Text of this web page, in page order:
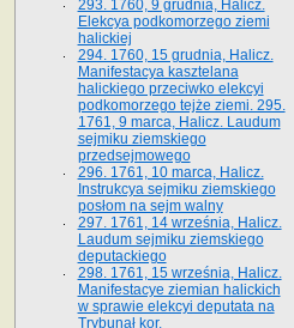
293. 1760, 9 grudnia, Halicz.
Elekcya podkomorzego ziemi
halickiej
294. 1760, 15 grudnia, Halicz.
Manifestacya kasztelana
halickiego przeciwko elekcyi
podkomorzego tejże ziemi. 295.
1761, 9 marca, Halicz. Laudum
sejmiku ziemskiego
przedsejmowego
296. 1761, 10 marca, Halicz.
Instrukcya sejmiku ziemskiego
posłom na sejm walny
297. 1761, 14 września, Halicz.
Laudum sejmiku ziemskiego
deputackiego
298. 1761, 15 września, Halicz.
Manifestacye ziemian halickich
w sprawie elekcyi deputata na
Trybunał kor.